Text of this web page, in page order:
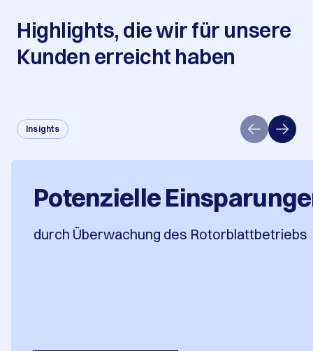
Highlights, die wir für unsere
Kunden erreicht haben
Insights
Potenzielle
durch Überwachung des Rotorblattbetriebs